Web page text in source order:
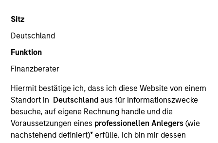
Sitz
Deutschland
Funktion
Finanzberater
Hiermit bestätige ich, dass ich diese Website von einem
Standort in Deutschland aus für Informationszwecke
besuche, auf eigene Rechnung handle und die
Voraussetzungen eines professionellen Anlegers(wie
nachstehend definiert)* erfülle. Ich bin mir dessen
Unsere Fähigkeiten